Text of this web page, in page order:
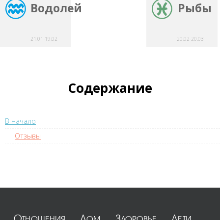
Водолей
21.01-19.02
Рыбы
20.02-20.03
Содержание
В начало
Отзывы